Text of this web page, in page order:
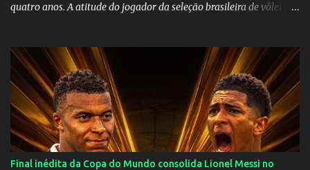
quatro anos. A atitude do jogador da seleção brasileira de vôlei foi
China por 5 a 0 na estreia brasileira nas olimpíadas de Tóquio.
Marta marcou duas vezes, Debinha, Andressa Alves e Bia
Zaneratto foram autoras dos gols. Juliette, embaixadora
‎@Globoplay mandou um xero para as meninas e falou do seu
orgulho.
Final inédita da Copa do Mundo consolida Lionel Messi no